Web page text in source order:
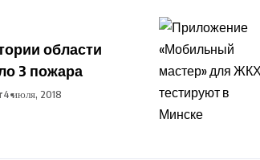
области
3 пожара
4 июля, 2018